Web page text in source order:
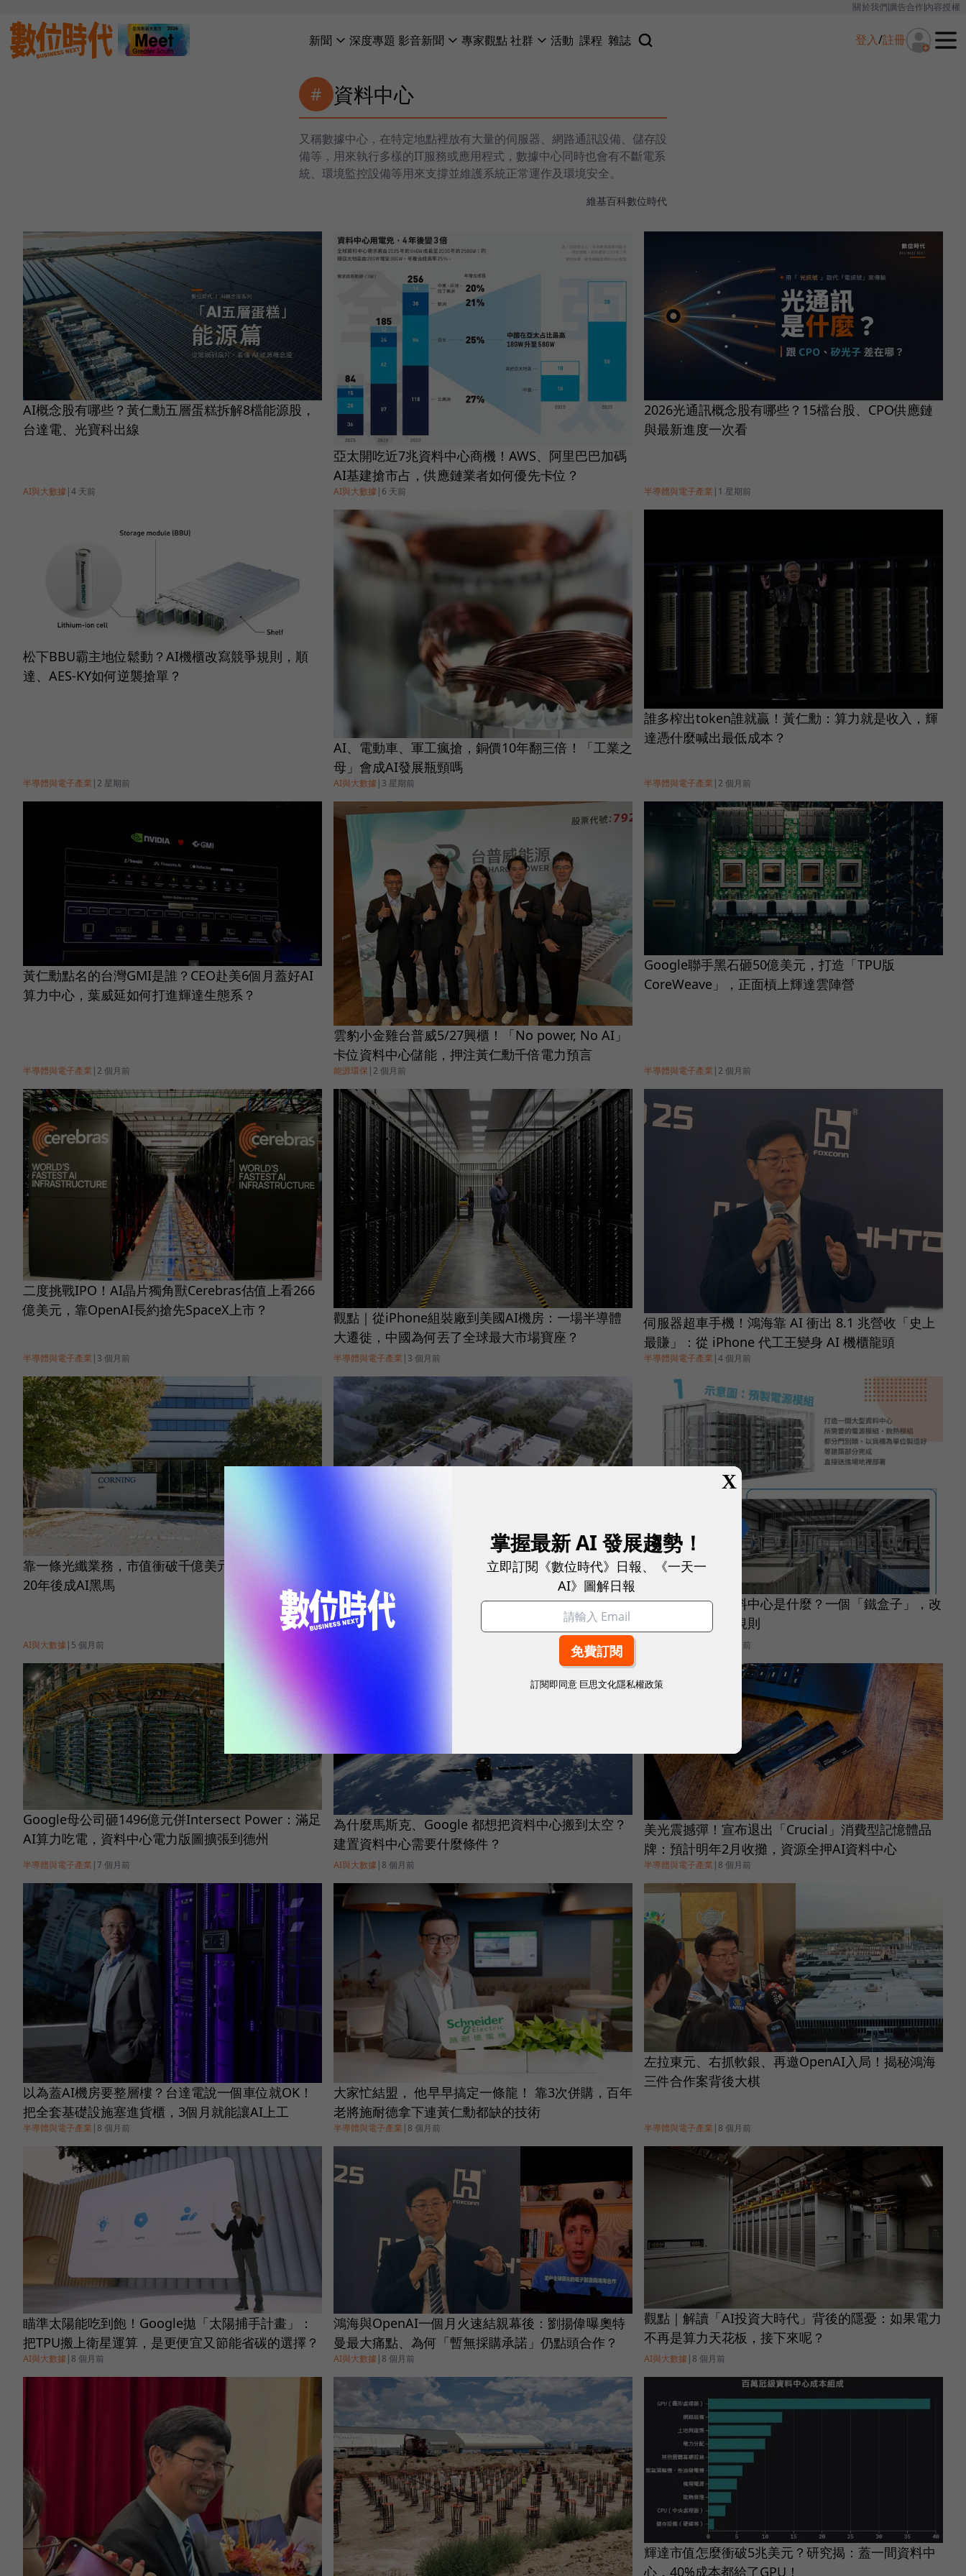
關於我們廣告合作內容授權
新聞 深度專題 影音新聞 專家觀點社群 活動 課程 雜誌 登入/註冊
# 資料中心
又稱數據中心，在特定地點裡放有大量的伺服器、網路通訊設備、儲存設
備等，用來執行多樣的IT服務或應用程式，數據中心同時也會有不斷電系
統、環境監控設備等用來支撐並維護系統正常運作及環境安全。
維基百科數位時代
AI概念股有哪些？黃仁勳五層蛋糕拆解8檔能源股，
台達電、光寶科出線
AI與大數據 |4 天前
亞太開吃近7兆資料中心商機！AWS、阿里巴巴加碼
AI基建搶市占，供應鏈業者如何優先卡位？
AI與大數據 | 6 天前
2026光通訊概念股有哪些？15檔台股、CPO供應鏈
與最新進度一次看
半導體與電子產業 | 1 星期前
松下BBU霸主地位鬆動？AI機櫃改寫競爭規則，順
達、AES-KY如何逆襲搶單？
半導體與電子產業 |2 星期前
AI、電動車、軍工瘋搶，銅價10年翻三倍！「工業之
母」會成AI發展瓶頸嗎
AI與大數據 | 3 星期前
誰多榨出token誰就贏！黃仁勳：算力就是收入，輝
達憑什麼喊出最低成本？
半導體與電子產業 |2 個月前
黃仁勳點名的台灣GMI是誰？CEO赴美6個月蓋好AI
算力中心，葉威延如何打進輝達生態系？
半導體與電子產業 |2 個月前
雲豹小金雞台普威5/27興櫃！「No power, No AI」
卡位資料中心儲能，押注黃仁勳千倍電力預言
能源環保 |2 個月前
Google聯手黑石砸50億美元，打造「TPU版
CoreWeave」，正面槓上輝達雲陣營
半導體與電子產業 |2 個月前
二度挑戰IPO！AI晶片獨角獸Cerebras估值上看266
億美元，靠OpenAI長約搶先SpaceX上市？
半導體與電子產業 | 3 個月前
觀點｜從iPhone組裝廠到美國AI機房：一場半導體
大遷徙，中國為何丟了全球最大市場寶座？
半導體與電子產業 | 3 個月前
伺服器超車手機！鴻海靠 AI 衝出 8.1 兆營收「史上
最賺」：從 iPhone 代工王變身 AI 機櫃龍頭
半導體與電子產業 |4 個月前
靠一條光纖業務，市值衝破千億美元！康寧堅持虧損
20年後成AI黑馬
AI與大數據 | 5 個月前
中國繞過晶片禁令？報告揭馬來西亞柔佛「紅色資料
中心」達58%，4招繞道取得美系算力
圖解｜模組化資料中心是什麼？一個「鐵盒子」，改
寫全球算力遊戲規則
7 個月前
Google母公司砸1496億元併Intersect Power：滿足
AI算力吃電，資料中心電力版圖擴張到德州
半導體與電子產業 |7 個月前
為什麼馬斯克、Google 都想把資料中心搬到太空？
建置資料中心需要什麼條件？
AI與大數據 | 8 個月前
美光震撼彈！宣布退出「Crucial」消費型記憶體品
牌：預計明年2月收攤，資源全押AI資料中心
半導體與電子產業 | 8 個月前
以為蓋AI機房要整層樓？台達電說一個車位就OK！
把全套基礎設施塞進貨櫃，3個月就能讓AI上工
半導體與電子產業 | 8 個月前
大家忙結盟， 他早早搞定一條龍！ 靠3次併購，百年
老將施耐德拿下連黃仁勳都缺的技術
半導體與電子產業 | 8 個月前
左拉東元、右抓軟銀、再邀OpenAI入局！揭秘鴻海
三件合作案背後大棋
半導體與電子產業 | 8 個月前
瞄準太陽能吃到飽！Google拋「太陽捕手計畫」：
把TPU搬上衛星運算，是更便宜又節能省碳的選擇？
AI與大數據 | 8 個月前
鴻海與OpenAI一個月火速結親幕後：劉揚偉曝奧特
曼最大痛點、為何「暫無採購承諾」仍點頭合作？
AI與大數據 | 8 個月前
觀點｜解讀「AI投資大時代」背後的隱憂：如果電力
不再是算力天花板，接下來呢？
AI與大數據 | 8 個月前
輝達市值怎麼衝破5兆美元？研究揭：蓋一間資料中
心，40%成本都給了GPU！
X
掌握最新 AI 發展趨勢！
立即訂閱《數位時代》日報、《一天一
AI》圖解日報
訂閱即同意 巨思文化隱私權政策